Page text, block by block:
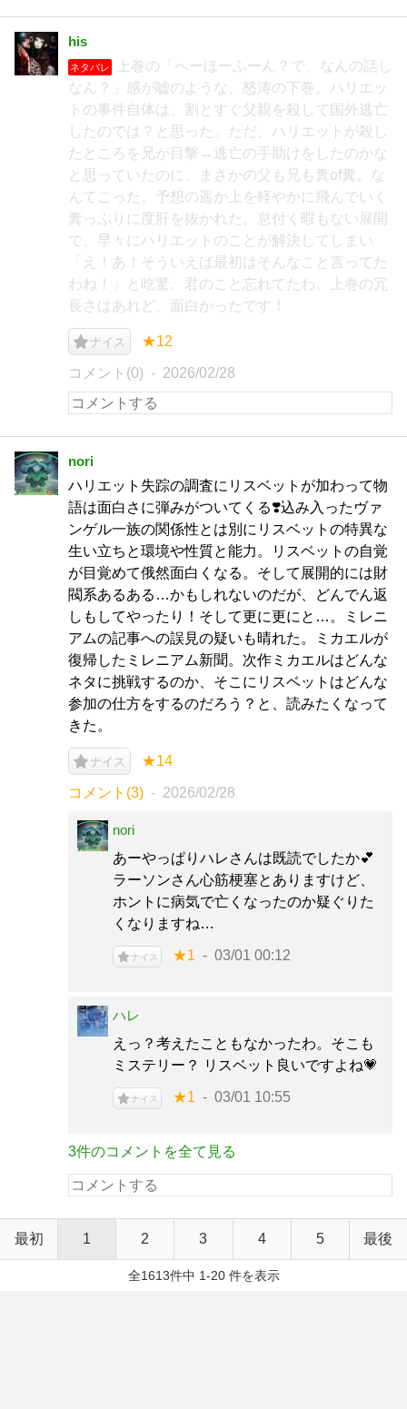
his
ネタバレ
上巻の「へーほーふーん？で、なんの話し
なん？」感が嘘のような、怒涛の下巻。ハリエッ
トの事件自体は、割とすぐ父親を殺して国外逃亡
したのでは？と思った。ただ、ハリエットが殺し
たところを兄が目撃→逃亡の手助けをしたのかな
と思っていたのに。まさかの父も兄も糞of糞。な
んてこった。予想の遥か上を軽やかに飛んでいく
糞っぷりに度肝を抜かれた。息付く暇もない展開
で、早々にハリエットのことが解決してしまい
「え！あ！そういえば最初はそんなこと言ってた
わね！」と吃驚。君のこと忘れてたわ。上巻の冗
長さはあれど、面白かったです！
ナイス ★12
コメント(0) 2026/02/28
nori
ハリエット失踪の調査にリスベットが加わって物
語は面白さに弾みがついてくる❣️込み入ったヴァ
ンゲル一族の関係性とは別にリスベットの特異な
生い立ちと環境や性質と能力。リスベットの自覚
が目覚めて俄然面白くなる。そして展開的には財
閥系あるある…かもしれないのだが、どんでん返
しもしてやったり！そして更に更にと…。ミレニ
アムの記事への誤見の疑いも晴れた。ミカエルが
復帰したミレニアム新聞。次作ミカエルはどんな
ネタに挑戦するのか、そこにリスベットはどんな
参加の仕方をするのだろう？と、読みたくなって
きた。
ナイス ★14
コメント(3) 2026/02/28
nori
あーやっぱりハレさんは既読でしたか💕
ラーソンさん心筋梗塞とありますけど、
ホントに病気で亡くなったのか疑ぐりた
くなりますね…
ナイス ★1 03/01 00:12
ハレ
えっ？考えたこともなかったわ。そこも
ミステリー？ リスベット良いですよね💗
ナイス ★1 03/01 10:55
3件のコメントを全て見る
最初 1 2 3 4 5 最後
全1613件中 1-20 件を表示